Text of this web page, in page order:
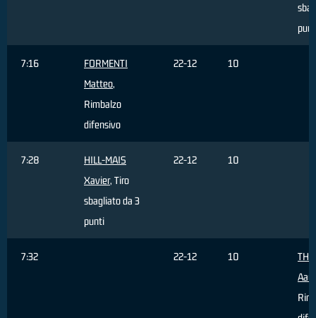
7:16
FORMENTI
Matteo,
Rimbalzo
difensivo
22-12 10
7:28
HILL-MAIS
Xavier, Tiro
sbagliato da 3
punti
22-12 10
7:32 22-12 10